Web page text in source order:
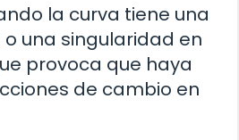
la curva tiene una
una singularidad en
provoca que haya
de cambio en